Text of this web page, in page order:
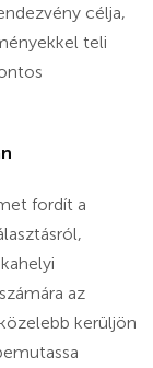
célja,
teli
fordít a
az
kerüljön